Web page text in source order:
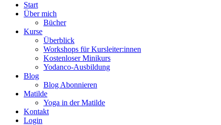
Start
Über mich
Bücher
Kurse
Überblick
Workshops für Kursleiter:innen
Kostenloser Minikurs
Yodanco-Ausbildung
Blog
Blog Abonnieren
Matilde
Yoga in der Matilde
Kontakt
Login